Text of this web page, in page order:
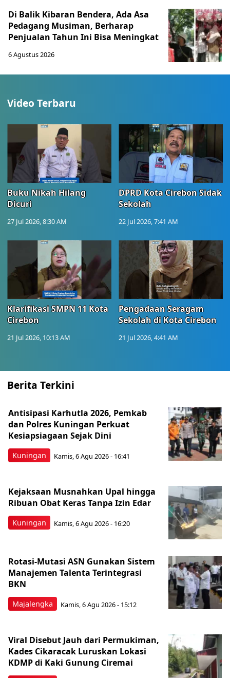
Di Balik Kibaran Bendera, Ada Asa
Pedagang Musiman, Berharap
Penjualan Tahun Ini Bisa Meningkat
6 Agustus 2026
Video Terbaru
Buku Nikah Hilang
Dicuri
27 Jul 2026, 8:30 AM
DPRD Kota Cirebon Sidak
Sekolah
22 Jul 2026, 7:41 AM
Klarifikasi SMPN 11 Kota
Cirebon
21 Jul 2026, 10:13 AM
Pengadaan Seragam
Sekolah di Kota Cirebon
21 Jul 2026, 4:41 AM
Berita Terkini
Kuningan
Antisipasi Karhutla 2026, Pemkab
dan Polres Kuningan Perkuat
Kesiapsiagaan Sejak Dini
Kamis, 6 Agu 2026 - 16:41
Kuningan
Kejaksaan Musnahkan Upal hingga
Ribuan Obat Keras Tanpa Izin Edar
Kamis, 6 Agu 2026 - 16:20
Majalengka
Rotasi-Mutasi ASN Gunakan Sistem
Manajemen Talenta Terintegrasi
BKN
Kamis, 6 Agu 2026 - 15:12
Viral Disebut Jauh dari Permukiman,
Kades Cikaracak Luruskan Lokasi
KDMP di Kaki Gunung Ciremai